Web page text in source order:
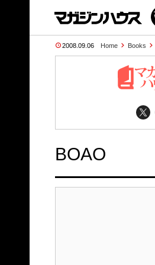
2008.09.06 Home Books
BOAO